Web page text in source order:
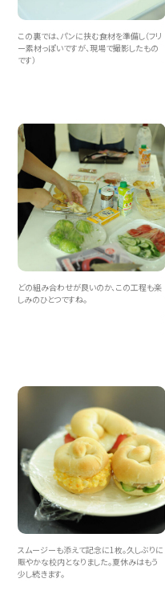
この裏では、パンに挟む食材を準備し（フリ
ー素材っぽいですが、現場で撮影したもの
です）
どの組み合わせが良いのか、この工程も楽
しみのひとつですね。
スムージーも添えて記念に1枚。久しぶりに
賑やかな校内となりました。夏休みはもう
少し続きます。